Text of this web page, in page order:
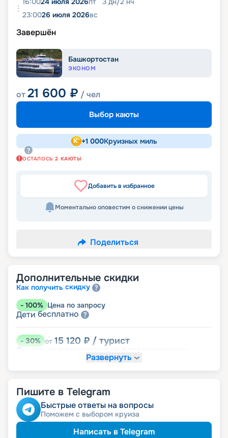
23:0026 июля 2026вс
Завершён
Башкортостан
ЭКОНОМ
от21 600 ₽ / чел
Выбор каюты
+1 000Круизных миль
ОСТАЛОСЬ 2 КАЮТЫ
Добавить в избранное
Моментально оповестим о снижении цены
Поделиться
Дополнительные скидки
Как получить скидку
- 100% Цена по запросу
Детибесплатно
-30% от 15 120 ₽ / турист
Скидки за размещение на дополнительных
18 360
Скидкадетям
-5% от 20 520 ₽/ турист
пенсионерам
Развернуть
Пишите в Telegram
Быстрые ответы на вопросы
Поможем с выбором круиза
Написать в Telegram